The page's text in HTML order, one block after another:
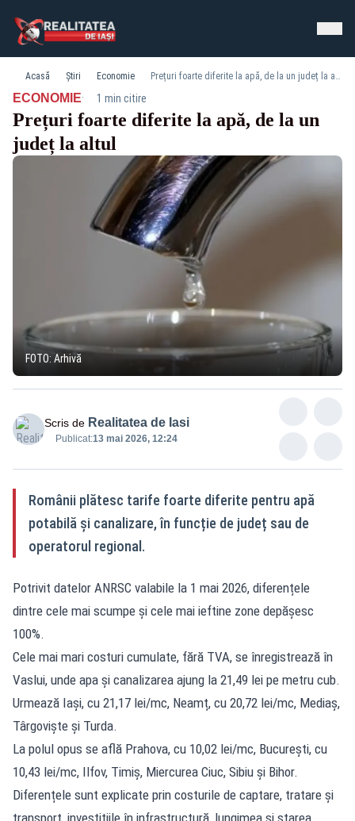
Acasă Știri Economie Prețuri foarte diferite la apă, de la un județ la altul
ECONOMIE· 1 min citire
Prețuri foarte diferite la apă, de la un
județ la altul
FOTO: Arhivă
Scris de Realitatea de Iasi
Publicat:13 mai 2026, 12:24
Românii plătesc tarife foarte diferite pentru apă
potabilă și canalizare, în funcție de județ sau de
operatorul regional.
Potrivit datelor ANRSC valabile la 1 mai 2026, diferențele
dintre cele mai scumpe și cele mai ieftine zone depășesc
100%.
Cele mai mari costuri cumulate, fără TVA, se înregistrează în
Vaslui, unde apa și canalizarea ajung la 21,49 lei pe metru cub.
Urmează Iași, cu 21,17 lei/mc, Neamț, cu 20,72 lei/mc, Mediaș,
Târgoviște și Turda.
La polul opus se află Prahova, cu 10,02 lei/mc, București, cu
10,43 lei/mc, Ilfov, Timiș, Miercurea Ciuc, Sibiu și Bihor.
Diferențele sunt explicate prin costurile de captare, tratare și
transport, investițiile în infrastructură, lungimea și starea